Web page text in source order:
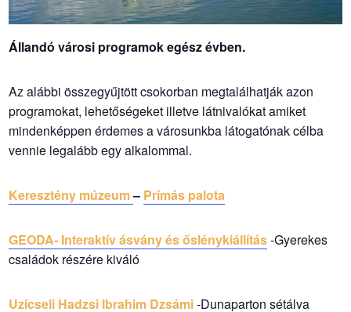
Állandó városi programok egész évben.
Az alábbi összegyűjtött csokorban megtalálhatják azon
programokat, lehetőségeket illetve látnivalókat amiket
mindenképpen érdemes a városunkba látogatónak célba
vennie legalább egy alkalommal.
Keresztény múzeum– Prímás palota
GEODA- Interaktív ásvány és őslénykiállítás-Gyerekes
családok részére kiváló
Uzicseli Hadzsi Ibrahim Dzsámi-Dunaparton sétálva